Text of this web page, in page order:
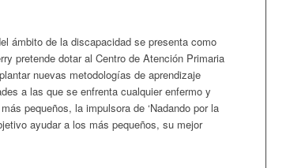
ámbito de la discapacidad se presenta como
pretende dotar al Centro de Atención Primaria
nuevas metodologías de aprendizaje
a las que se enfrenta cualquier enfermo y
pequeños, la impulsora de ‘Nadando por la
ayudar a los más pequeños, su mejor